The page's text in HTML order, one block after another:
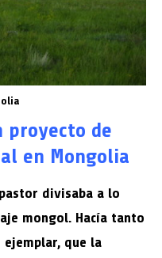
proyecto de
en Mongolia
divisaba a lo
mongol. Hacía tanto
que la